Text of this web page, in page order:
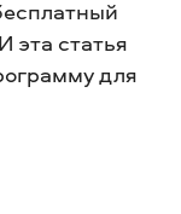
эта статья
для